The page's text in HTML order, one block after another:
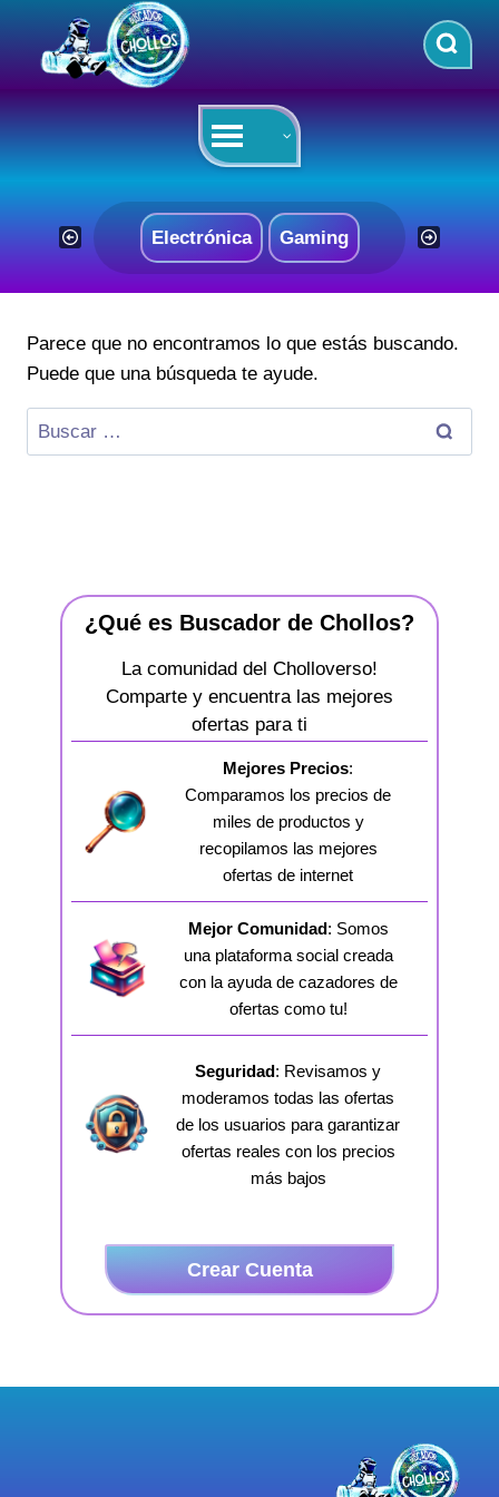
contenido
Electrónica Gaming
Parece que no encontramos lo que estás buscando.
Puede que una búsqueda te ayude.
Buscar:
¿Qué es Buscador de Chollos?
La comunidad del Cholloverso!
Comparte y encuentra las mejores
ofertas para ti
Mejores Precios:
Comparamos los precios de
miles de productos y
recopilamos las mejores
ofertas de internet
Mejor Comunidad: Somos
una plataforma social creada
con la ayuda de cazadores de
ofertas como tu!
Seguridad: Revisamos y
moderamos todas las ofertas
de los usuarios para garantizar
ofertas reales con los precios
más bajos
Crear Cuenta